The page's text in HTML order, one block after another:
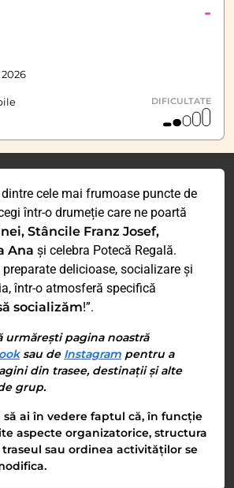
-
DIFICULTATE
cele mai frumoase puncte de
într-o drumeție care ne poartă
Stâncile Franz Josef,
Ana și celebra Potecă Regală.
delicioase, socializare și
într-o atmosferă specifică
socializăm!”.
urmărești pagina noastră
sau de Instagram pentru a
din trasee, destinații și alte
grup.
să ai în vedere faptul că, în funcție
aspecte organizatorice, structura
traseul sau ordinea activităților se